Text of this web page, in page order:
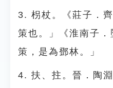
3. 枴杖。《莊子．
策也。」《淮南子
策，是為鄧林。」
4. 扶、拄。晉．陶